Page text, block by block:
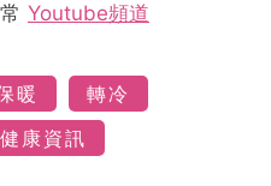
Youtube頻道
暖
轉冷
健康資訊